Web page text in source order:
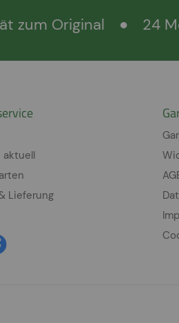
zum Original ● 24
aktuell
Lieferung